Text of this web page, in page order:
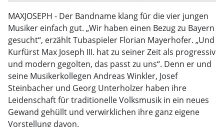
MAXJOSEPH - Der Bandname klang für die vier jungen
Musiker einfach gut. „Wir haben einen Bezug zu Bayern
gesucht“, erzählt Tubaspieler Florian Mayerhofer. „Und
Kurfürst Max Joseph III. hat zu seiner Zeit als progressiv
und modern gegolten, das passt zu uns“. Denn er und
seine Musikerkollegen Andreas Winkler, Josef
Steinbacher und Georg Unterholzer haben ihre
Leidenschaft für traditionelle Volksmusik in ein neues
Gewand gehüllt und verwirklichen ihre ganz eigene
Vorstellung davon.